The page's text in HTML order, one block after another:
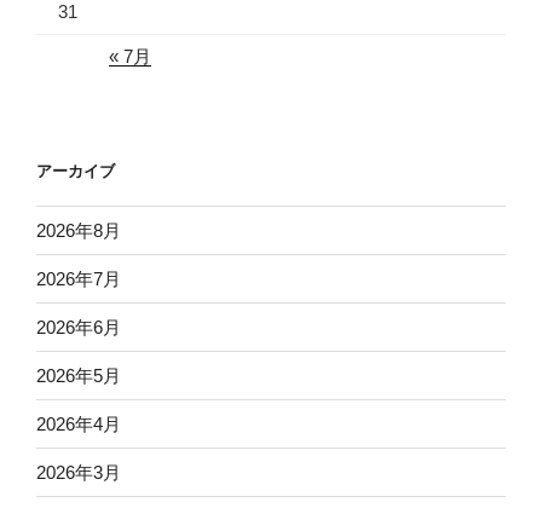
31
« 7月
アーカイブ
2026年8月
2026年7月
2026年6月
2026年5月
2026年4月
2026年3月